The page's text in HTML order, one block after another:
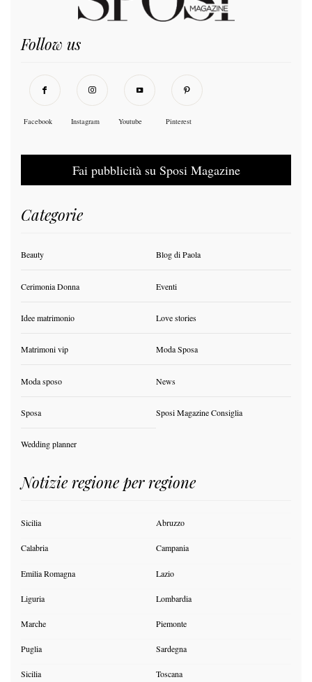
Follow us
Facebook Instagram Youtube Pinterest
Fai pubblicità su Sposi Magazine
Categorie
Beauty Blog di Paola
Cerimonia Donna Eventi
Idee matrimonio Love stories
Matrimoni vip Moda Sposa
Moda sposo News
Sposa Sposi Magazine Consiglia
Wedding planner
Notizie regione per regione
Sicilia Abruzzo
Calabria Campania
Emilia Romagna Lazio
Liguria Lombardia
Marche Piemonte
Puglia Sardegna
Sicilia Toscana